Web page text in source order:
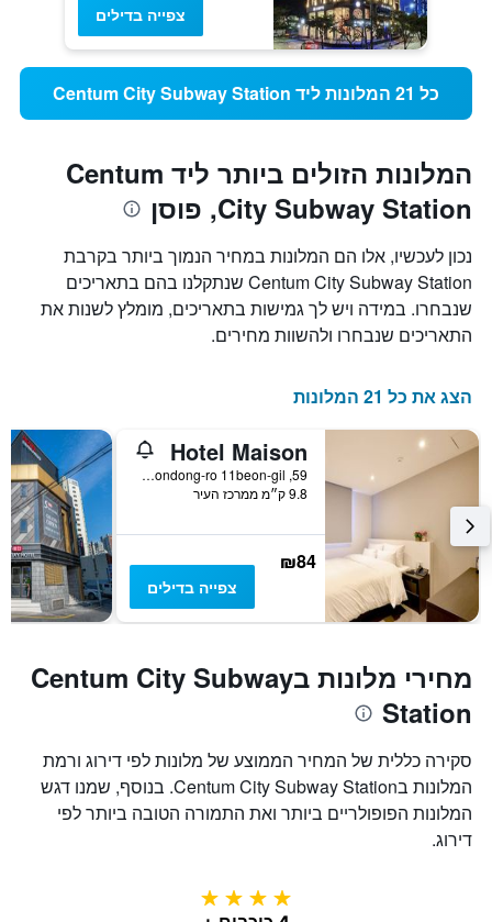
צפייה בדילים
כל 21 המלונות ליד Centum City Subway Station
המלונות הזולים ביותר ליד Centum
City Subway Station, פוסן
נכון לעכשיו, אלו הם המלונות במחיר הנמוך ביותר בקרבת
Centum City Subway Station שנתקלנו בהם בתאריכים
שנבחרו. במידה ויש לך גמישות בתאריכים, מומלץ לשנות את
התאריכים שנבחרו ולהשוות מחירים.
הצג את כל 21 המלונות
Hotel Maison
59, Millakbondong-ro 11beon-gil, פוסן, דרום קוריאה
9.8 ק״מ ממרכז העיר
₪84
צפייה בדילים
מחירי מלונות בCentum City Subway
Station
סקירה כללית של המחיר הממוצע של מלונות לפי דירוג ורמת
המלונות בCentum City Subway Station. בנוסף, שמנו דגש
המלונות הפופולריים ביותר ואת התמורה הטובה ביותר לפי
דירוג.
4 כוכבים